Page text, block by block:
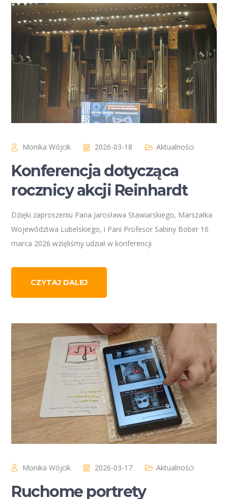
Monika Wójcik 2026-03-18 Aktualności
Konferencja dotycząca
rocznicy akcji Reinhardt
Dzięki zaproszeniu Pana Jarosława Stawiarskiego, Marszałka
Województwa Lubelskiego, i Pani Profesor Sabiny Bober 16
marca 2026 wzięliśmy udział w konferencji
CZYTAJ DALEJ
Monika Wójcik 2026-03-17 Aktualności
Ruchome portrety